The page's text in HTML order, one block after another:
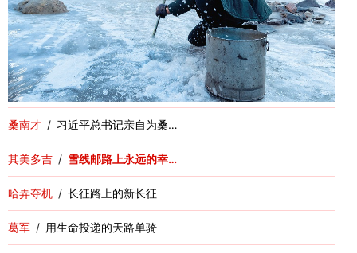
桑南才 / 习近平总书记亲自为桑…
其美多吉 / 雪线邮路上永远的幸…
哈弄夺机 / 长征路上的新长征
葛军 / 用生命投递的天路单骑